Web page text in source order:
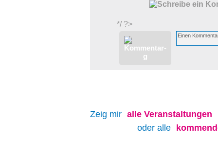
*/ ?>
Zeig mir alle Veranstaltungen
oder alle